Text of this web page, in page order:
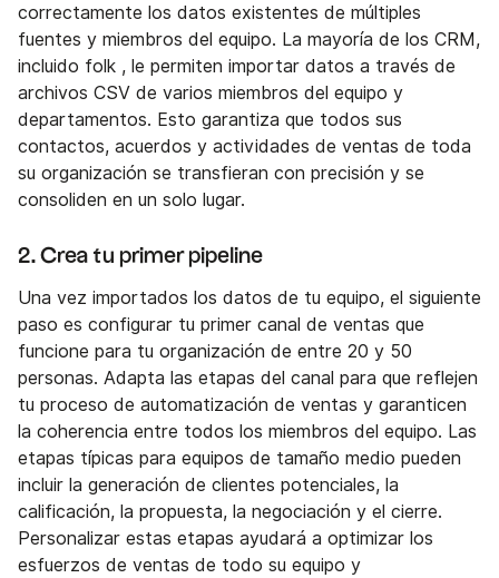
correctamente los datos existentes de múltiples
fuentes y miembros del equipo. La mayoría de los CRM,
incluido folk , le permiten importar datos a través de
archivos CSV de varios miembros del equipo y
departamentos. Esto garantiza que todos sus
contactos, acuerdos y actividades de ventas de toda
su organización se transfieran con precisión y se
consoliden en un solo lugar.
2. Crea tu primer pipeline
Una vez importados los datos de tu equipo, el siguiente
paso es configurar tu primer canal de ventas que
funcione para tu organización de entre 20 y 50
personas. Adapta las etapas del canal para que reflejen
tu proceso de automatización de ventas y garanticen
la coherencia entre todos los miembros del equipo. Las
etapas típicas para equipos de tamaño medio pueden
incluir la generación de clientes potenciales, la
calificación, la propuesta, la negociación y el cierre.
Personalizar estas etapas ayudará a optimizar los
esfuerzos de ventas de todo su equipo y